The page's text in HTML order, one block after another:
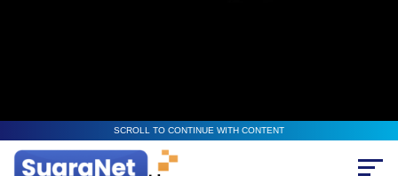
SCROLL TO CONTINUE WITH CONTENT